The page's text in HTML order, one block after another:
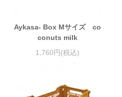
Aykasa- Box Mサイズ co
conuts milk
1,760円(税込)